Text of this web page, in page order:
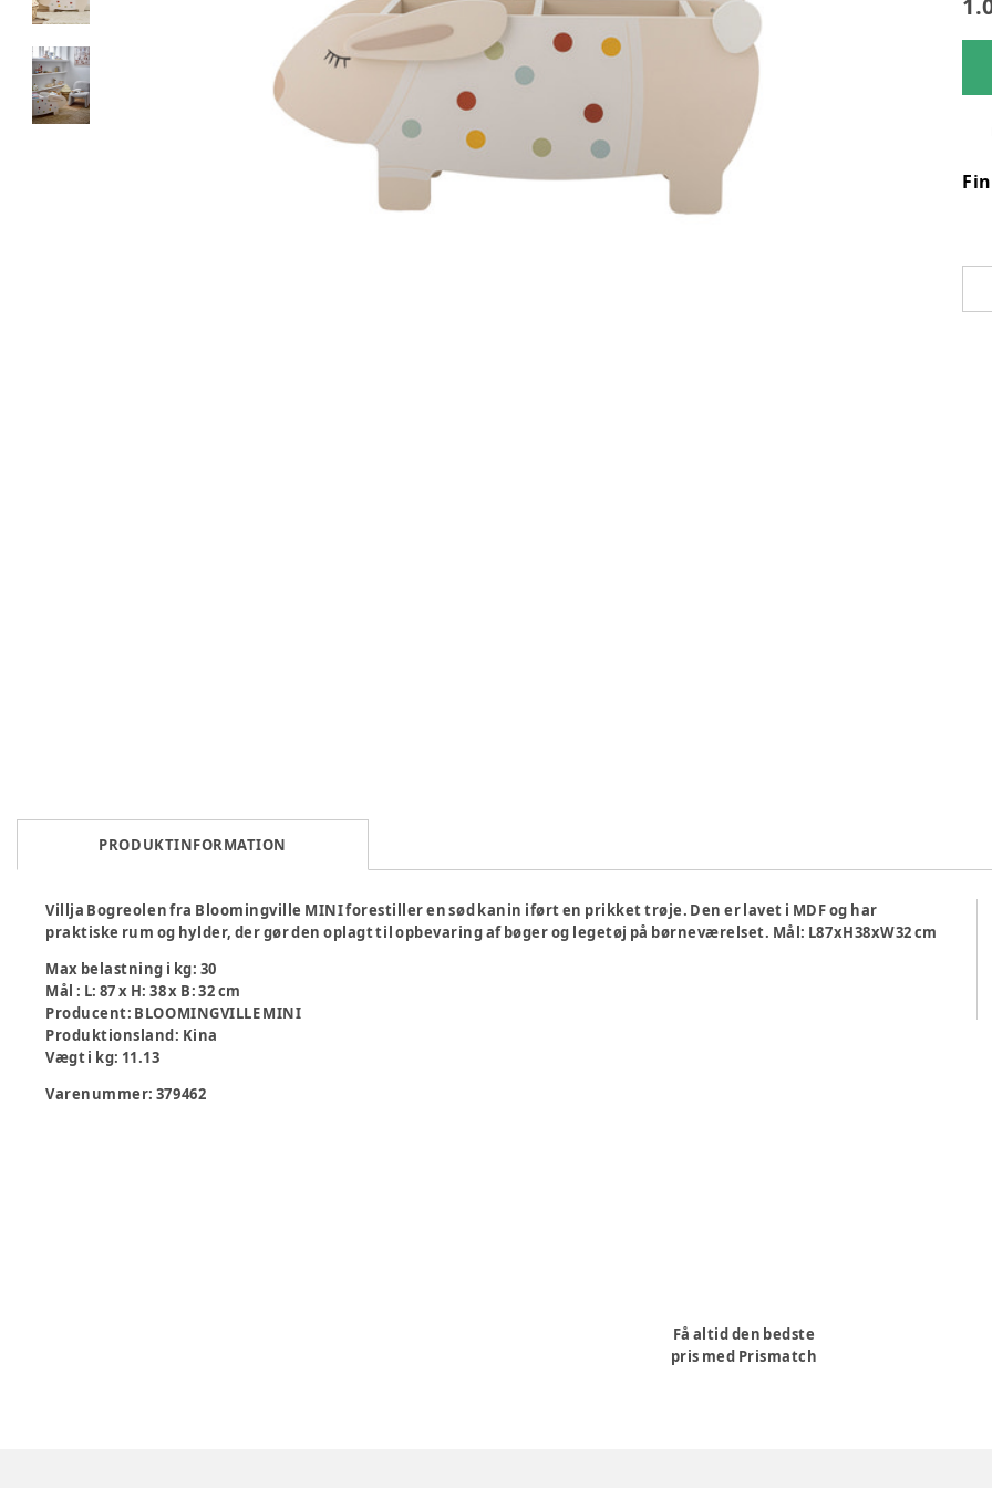
PRODUKTINFORMATION
Villja Bogreolen fra Bloomingville MINI forestiller en sød kanin iført en prikket trøje. Den er lavet i MDF og har
praktiske rum og hylder, der gør den oplagt til opbevaring af bøger og legetøj på børneværelset. Mål: L87xH38xW32 cm
Max belastning i kg: 30
Mål : L: 87 x H: 38 x B: 32 cm
Producent: BLOOMINGVILLE MINI
Produktionsland: Kina
Vægt i kg: 11.13
Varenummer: 379462
Få altid den bedste
pris med Prismatch